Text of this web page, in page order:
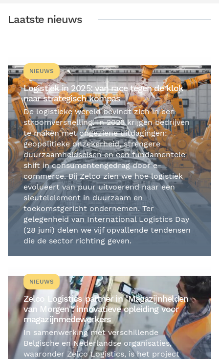
Laatste nieuws
NIEUWS
Logistiek in 2025: van race tegen de klok
naar strategisch kompas
De logistieke wereld bevindt zich in een
stroomversnelling. In 2025 krijgen bedrijven
te maken met ongeziene uitdagingen:
geopolitieke onzekerheid, strengere
duurzaamheidseisen en een fundamentele
shift in consumentengedrag door e-
commerce. Bij Zelco zien we hoe logistiek
evolueert van puur uitvoerend naar een
sleutelelement in duurzaam en
toekomstgericht ondernemen. Ter
gelegenheid van International Logistics Day
(28 juni) delen we vijf opvallende tendensen
die de sector richting geven.
NIEUWS
Zelco Logistics partner in "Magazijnhelden
van Morgen": innovatieve opleiding voor
magazijnmedewerkers
In samenwerking met verschillende
Belgische en Nederlandse organisaties,
waaronder Zelco Logistics, is het project